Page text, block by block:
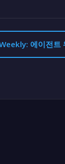
에이전트